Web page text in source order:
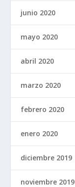
junio 2020
mayo 2020
abril 2020
marzo 2020
febrero 2020
enero 2020
diciembre 2019
noviembre 2019